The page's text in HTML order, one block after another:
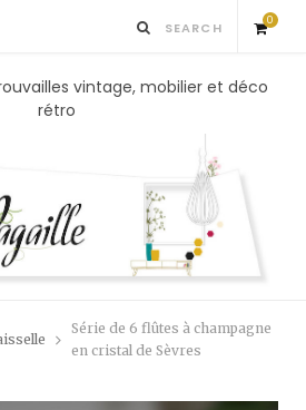
0
S
p
n
vintage, mobilier et déco
rétro
Série de 6 flûtes à champagne
en cristal de Sèvres